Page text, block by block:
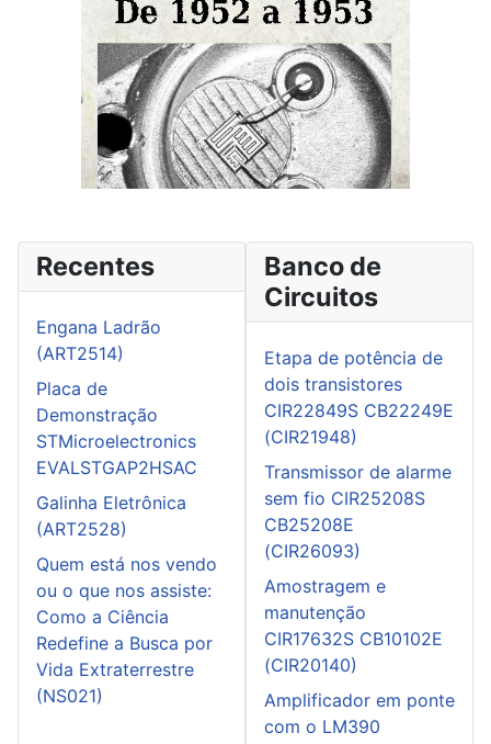
Recentes
Engana Ladrão
(ART2514)
Placa de
Demonstração
STMicroelectronics
EVALSTGAP2HSAC
Galinha Eletrônica
(ART2528)
Quem está nos vendo
ou o que nos assiste:
Como a Ciência
Redefine a Busca por
Vida Extraterrestre
(NS021)
Banco de
Circuitos
Etapa de potência de
dois transistores
CIR22849S CB22249E
(CIR21948)
Transmissor de alarme
sem fio CIR25208S
CB25208E
(CIR26093)
Amostragem e
manutenção
CIR17632S CB10102E
(CIR20140)
Amplificador em ponte
com o LM390